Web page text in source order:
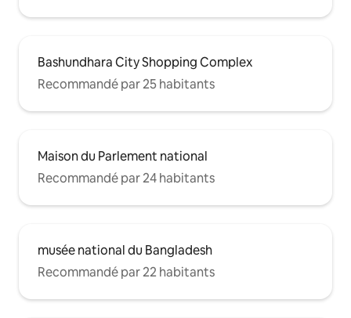
Bashundhara City Shopping Complex
Recommandé par 25 habitants
Maison du Parlement national
Recommandé par 24 habitants
musée national du Bangladesh
Recommandé par 22 habitants